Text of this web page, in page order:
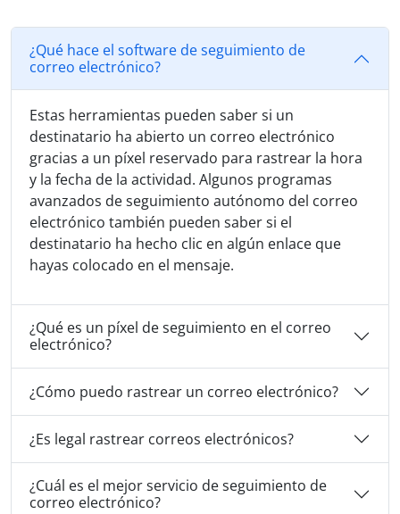
¿Qué hace el software de seguimiento de
correo electrónico?
Estas herramientas pueden saber si un
destinatario ha abierto un correo electrónico
gracias a un píxel reservado para rastrear la hora
y la fecha de la actividad. Algunos programas
avanzados de seguimiento autónomo del correo
electrónico también pueden saber si el
destinatario ha hecho clic en algún enlace que
hayas colocado en el mensaje.
¿Qué es un píxel de seguimiento en el correo
electrónico?
¿Cómo puedo rastrear un correo electrónico?
¿Es legal rastrear correos electrónicos?
¿Cuál es el mejor servicio de seguimiento de
correo electrónico?